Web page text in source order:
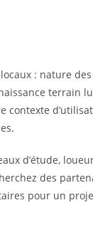
: nature
terrain
contexte
d’étude,
des
pour un